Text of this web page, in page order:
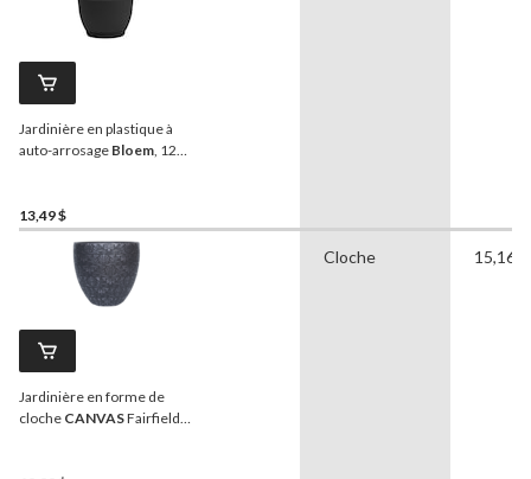
Jardinière en plastique à
auto-arrosage Bloem , 12
13,49 $
Jardinière en forme de
cloche CANVASFairfield
Cloche 15,16